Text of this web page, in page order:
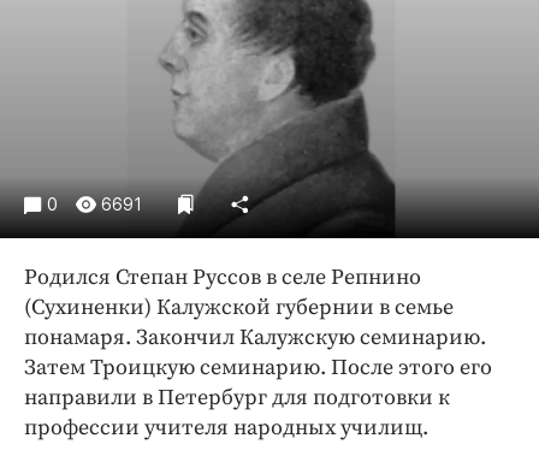
Праздники
Происшествия
Экономика и бизнес
ПРОЕКТЫ
Издания
Медиаперсона
Интересное чтиво
Клиника года
Бренд года
0 6691
Родился Степан Руссов в селе Репнино
(Сухиненки) Калужской губернии в семье
понамаря. Закончил Калужскую семинарию.
Затем Троицкую семинарию. После этого его
направили в Петербург для подготовки к
профессии учителя народных училищ.